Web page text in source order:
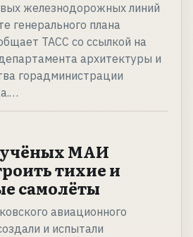
железнодорожных линий
генерального плана
ТАСС со ссылкой на
архитектуры и
горадминистрации
учёных МАИ
тихие и
самолёты
авиационного
и испытали